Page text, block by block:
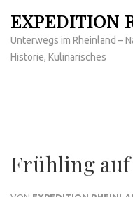
Inhalt
springen
(Enter
EXPEDITION
Unterwegs im Rheinland –
Historie, Kulinarisches
Frühling